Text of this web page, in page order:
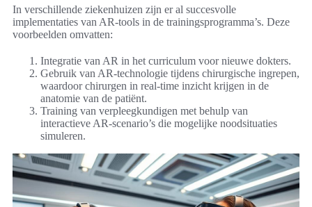
In verschillende ziekenhuizen zijn er al succesvolle
implementaties van AR-tools in de trainingsprogramma’s. Deze
voorbeelden omvatten:
Integratie van AR in het curriculum voor nieuwe dokters.
Gebruik van AR-technologie tijdens chirurgische ingrepen,
waardoor chirurgen in real-time inzicht krijgen in de
anatomie van de patiënt.
Training van verpleegkundigen met behulp van
interactieve AR-scenario’s die mogelijke noodsituaties
simuleren.